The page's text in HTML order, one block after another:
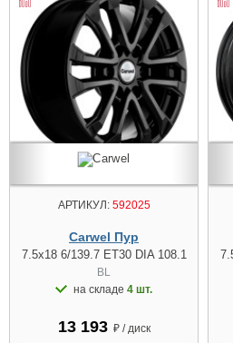
АРТИКУЛ:592025
Carwel Пур
7.5x18 6/139.7 ET30 DIA 108.1
BL
на складе 4 шт.
13 193 ₽ / диск